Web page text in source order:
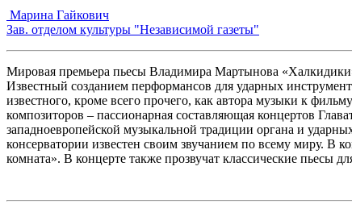
Марина Гайкович
Зав. отделом культуры "Независимой газеты"
Мировая премьера пьесы Владимира Мартынова
Известный созданием перформансов для ударных
известного, кроме всего прочего, как автора музыки к
композиторов – пассионарная составляющая концертов
западноевропейской музыкальной традиции органа и
консерватории известен своим звучанием по всему миру. В
комната». В концерте также прозвучат классические